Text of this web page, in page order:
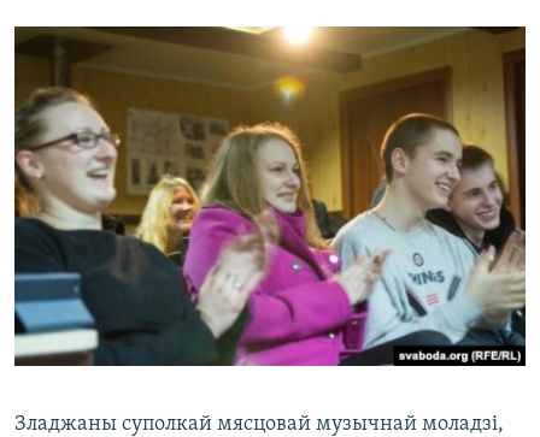
Зладжаны суполкай мясцовай музычнай моладзі,